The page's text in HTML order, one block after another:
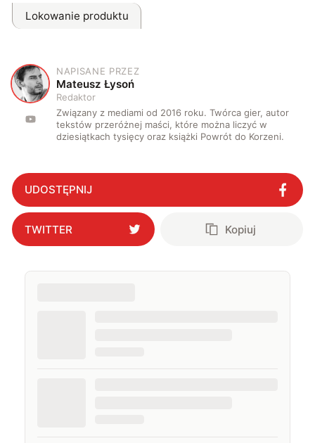
Lokowanie produktu
M
NAPISANE PRZEZ
Mateusz Łysoń
Redaktor
Związany z mediami od 2016 roku. Twórca gier, autor
tekstów przeróżnej maści, które można liczyć w
dziesiątkach tysięcy oraz książki Powrót do Korzeni.
UDOSTĘPNIJ
TWITTER Kopiuj